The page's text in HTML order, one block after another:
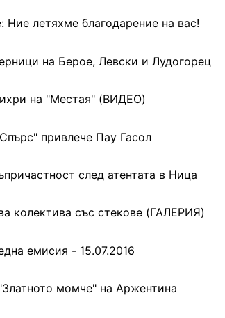
Ние летяхме благодарение на вас!
на Берое, Левски и Лудогорец
на "Местая" (ВИДЕО)
привлече Пау Гасол
след атентата в Ница
колектива със стекове (ГАЛЕРИЯ)
емисия - 15.07.2016
момче" на Аржентина